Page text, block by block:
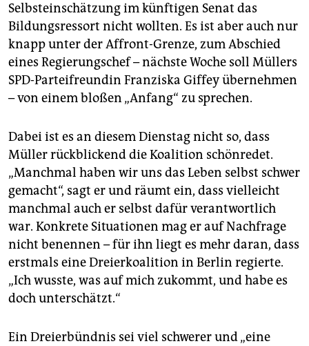
Selbsteinschätzung im künftigen Senat das
Bildungsressort nicht wollten. Es ist aber auch nur
knapp unter der Affront-Grenze, zum Abschied
eines Regierungschef – nächste Woche soll Müllers
SPD-Parteifreundin Franziska Giffey übernehmen
– von einem bloßen „Anfang“ zu sprechen.
Dabei ist es an diesem Dienstag nicht so, dass
Müller rückblickend die Koalition schönredet.
„Manchmal haben wir uns das Leben selbst schwer
gemacht“, sagt er und räumt ein, dass vielleicht
manchmal auch er selbst dafür verantwortlich
war. Konkrete Situationen mag er auf Nachfrage
nicht benennen – für ihn liegt es mehr daran, dass
erstmals eine Dreierkoalition in Berlin regierte.
„Ich wusste, was auf mich zukommt, und habe es
doch unterschätzt.“
Ein Dreierbündnis sei viel schwerer und „eine